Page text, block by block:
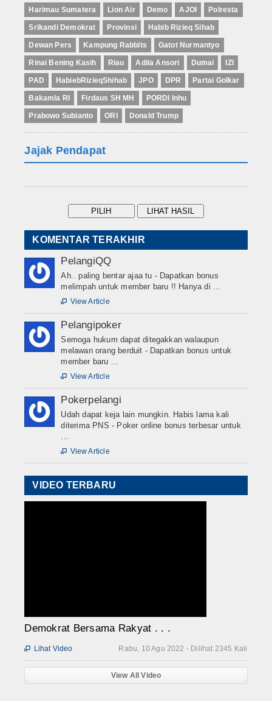
Harimau Sumatera Lion Air Demo AJOI Polresta
Srikandi Demokrat Provinsi Habib Rizieq Sihab
Dewan Pers Kampung Rabbits Gatot Nurmantyo
Rinai Bening Kasih Riau Adila Ansori Dumai IZI
PAD HabiebRizieqShihab JPO DPR Partai Golkar
Bakamla RI Firdaus SH MH PORDI Inhu
Prabowo Subianto ORI Donald Trump
Jajak Pendapat
KOMENTAR TERAKHIR
PelangiQQ
Ah.. paling bentar ajaa tu - Dapatkan bonus
melimpah untuk member baru !! Hanya di ...
 View Article
Pelangipoker
Semoga hukum dapat ditegakkan walaupun
melawan orang berduit - Dapatkan bonus untuk
member baru ...
 View Article
Pokerpelangi
Udah dapat keja lain mungkin. Habis lama kali
diterima PNS - Poker online bonus terbesar untuk
...
 View Article
VIDEO TERBARU
Demokrat Bersama Rakyat . . .
Rabu, 10 Agu 2022 - Dilihat 2345 Kali
 Lihat Video
View All Video